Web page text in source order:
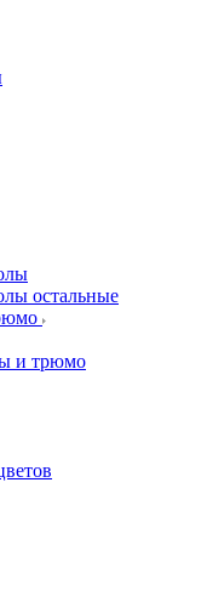
остальные
и трюмо